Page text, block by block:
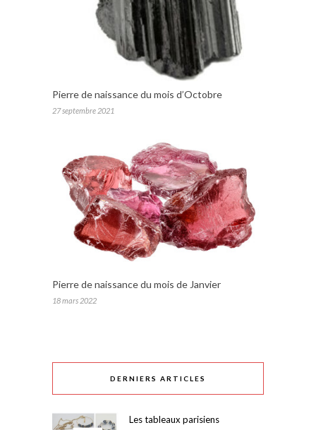
Pierre de naissance du mois d’Octobre
27 septembre 2021
Pierre de naissance du mois de Janvier
18 mars 2022
DERNIERS ARTICLES
Les tableaux parisiens